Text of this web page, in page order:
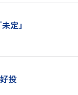
定」
投